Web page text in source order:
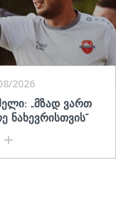
2026
„ᲛᲖᲐᲓ ᲕᲐᲠᲗ
ᲜᲐᲮᲔᲕᲠᲘᲡᲗᲕᲘᲡ“